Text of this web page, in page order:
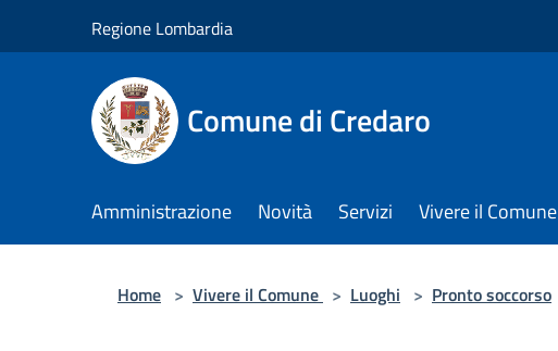
Regione Lombardia
Comune di Credaro
Amministrazione Novità Servizi Vivere il Comune
Home > Vivere il Comune > Luoghi > Pronto soccorso